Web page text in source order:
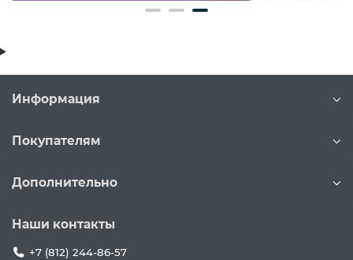
Информация
Покупателям
Дополнительно
Наши контакты
+7 (812) 244-86-57